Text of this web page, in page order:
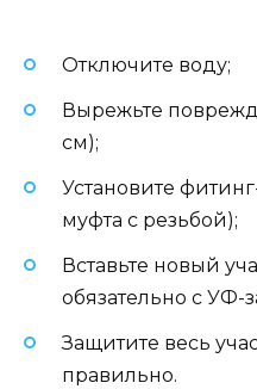
Отключите воду;
Вырежьте
см);
Установите
муфта с резьбой);
Вставьте новый
обязательно с УФ-
Защитите весь
правильно.